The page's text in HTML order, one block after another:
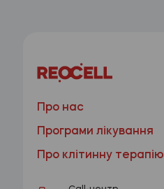
Про нас
Програми лікування
Про клітинну терапію